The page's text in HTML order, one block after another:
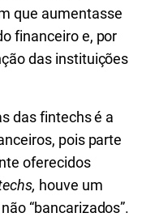
que aumentasse
financeiro e, por
das instituições
das fintechs é a
pois parte
oferecidos
houve um
“bancarizados”.